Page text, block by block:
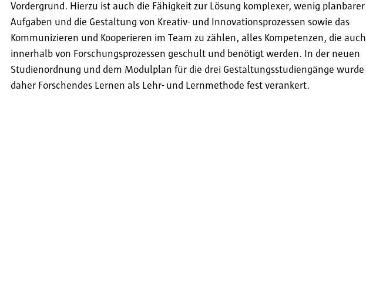
Vordergrund. Hierzu ist auch die Fähigkeit zur Lösung komplexer, wenig planbarer
Aufgaben und die Gestaltung von Kreativ- und Innovationsprozessen sowie das
Kommunizieren und Kooperieren im Team zu zählen, alles Kompetenzen, die auch
innerhalb von Forschungsprozessen geschult und benötigt werden. In der neuen
Studienordnung und dem Modulplan für die drei Gestaltungsstudiengänge wurde
daher Forschendes Lernen als Lehr- und Lernmethode fest verankert.